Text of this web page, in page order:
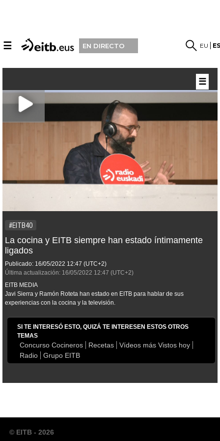
☰ EN DIRECTO EU
#EITB40
La cocina y EITB siempre han estado íntimamente
ligados
Publicado: 16/05/2022 12:47 (UTC+2)
Última actualización: 16/05/2022 12:47 (UTC+2)
EITB MEDIA
Javi Sierra y Ramón Roteta han estado en EITB para hablar de sus
experiencias con la cocina y la televisión.
SI TE INTERESÓ ESTO, QUIZÁ TE INTERESEN ESTOS OTROS
TEMAS
Concurso Cocineros Recetas
Vídeos más Vistos hoy
Radio
Grupo EITB
☰
© EITB - 2026